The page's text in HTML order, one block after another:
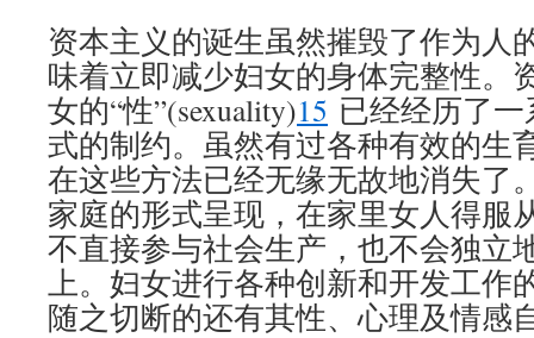
资本主义的诞生虽然摧毁了作为人
味着立即减少妇女的身体完整性。
女的“性”(sexuality)15 已经经历了
式的制约。虽然有过各种有效的生
在这些方法已经无缘无故地消失了
家庭的形式呈现，在家里女人得服
不直接参与社会生产，也不会独立
上。妇女进行各种创新和开发工作
随之切断的还有其性、心理及情感